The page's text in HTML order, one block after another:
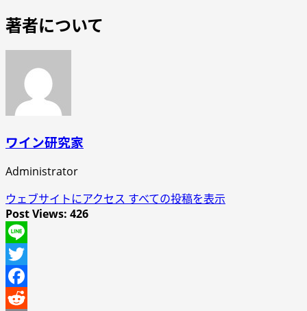
著者について
ワイン研究家
Administrator
ウェブサイトにアクセス すべての投稿を表示
Post Views: 426
Line
Twitter
Facebook